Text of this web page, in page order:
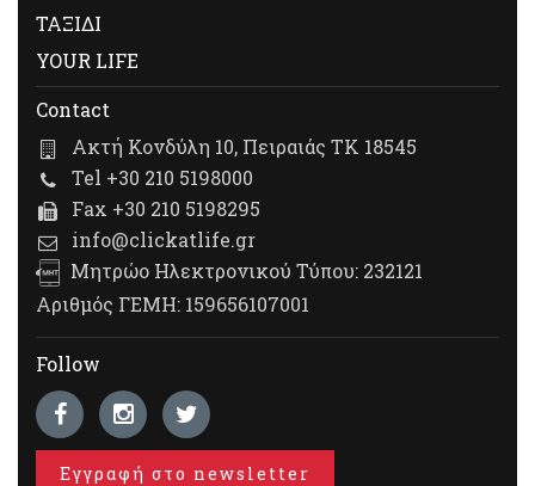
ΤΑΞΙΔΙ
YOUR LIFE
Contact
Ακτή Κονδύλη 10, Πειραιάς ΤΚ 18545
Tel +30 210 5198000
Fax +30 210 5198295
info@clickatlife.gr
Μητρώο Ηλεκτρονικού Τύπου: 232121
Αριθμός ΓΕΜΗ: 159656107001
Follow
Εγγραφή στο newsletter